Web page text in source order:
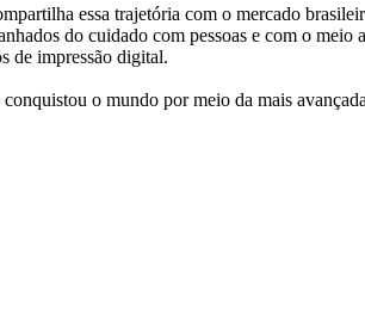
essa trajetória com o mercado
do cuidado com pessoas e com o meio
de impressão digital.
o mundo por meio da mais